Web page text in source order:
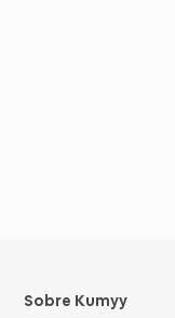
Sobre Kumyy